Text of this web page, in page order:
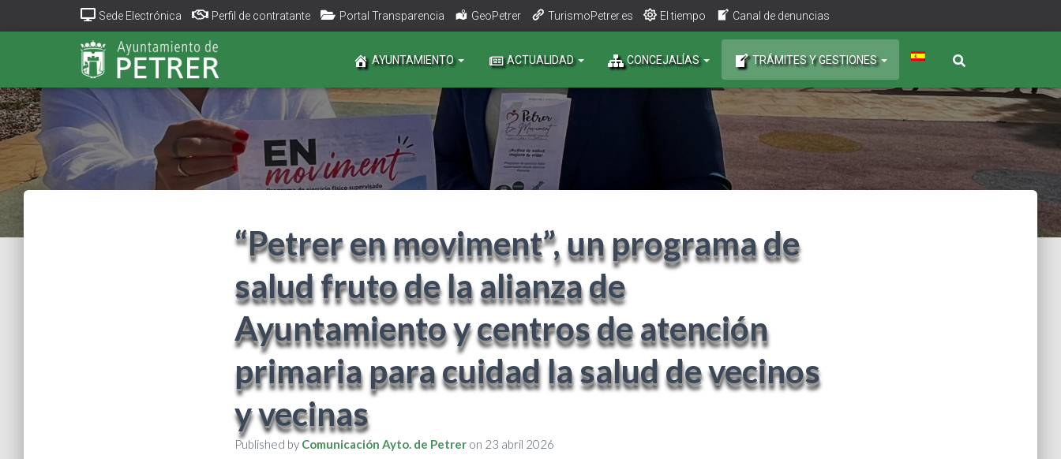
Sede Electrónica Perfil de contratante Portal Transparencia GeoPetrer TurismoPetrer.es El tiempo Canal de denuncias
AYUNTAMIENTO ACTUALIDAD CONCEJALÍAS TRÁMITES Y GESTIONES
“Petrer en moviment”, un programa de
salud fruto de la alianza de
Ayuntamiento y centros de atención
primaria para cuidad la salud de vecinos
y vecinas
Published by Comunicación Ayto. de Petrer on 23 abril 2026